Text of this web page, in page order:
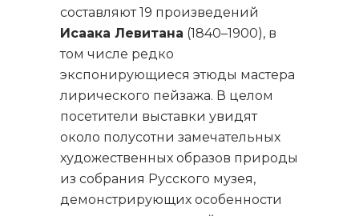
составляют 19 произведений
Исаака Левитана (1840–1900), в
том числе редко
экспонирующиеся этюды мастера
лирического пейзажа. В целом
посетители выставки увидят
около полусотни замечательных
художественных образов природы
из собрания Русского музея,
демонстрирующих особенности